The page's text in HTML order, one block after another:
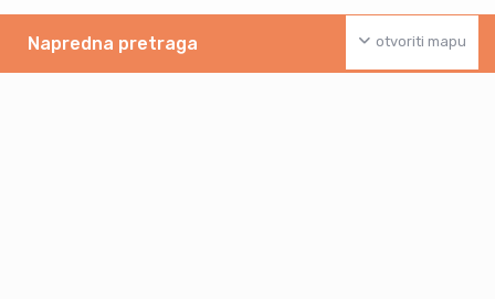
otvoriti mapu
Napredna pretraga